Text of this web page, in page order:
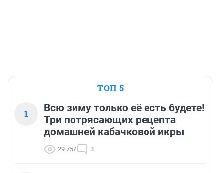
ТОП 5
1
Всю зиму только её есть будете!
Три потрясающих рецепта
домашней кабачковой икры
29 757 3